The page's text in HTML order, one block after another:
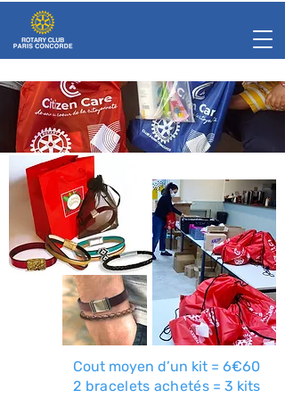
Cout moyen d’un kit = 6€60
2 bracelets achetés = 3 kits